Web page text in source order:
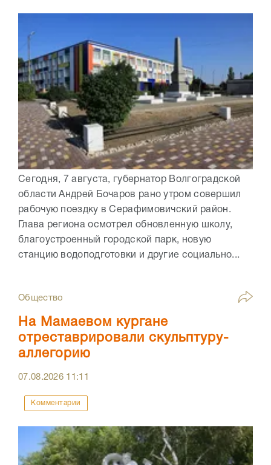
Сегодня, 7 августа, губернатор Волгоградской
области Андрей Бочаров рано утром совершил
рабочую поездку в Серафимовичский район.
Глава региона осмотрел обновленную школу,
благоустроенный городской парк, новую
станцию водоподготовки и другие социально...
Общество
На Мамаевом кургане
отреставрировали скульптуру-
аллегорию
07.08.2026 11:11
Комментарии